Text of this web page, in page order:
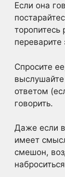
Если она
торопитесь
переварите
Спросите
ответом
говорить.
Даже если
имеет
смешон,